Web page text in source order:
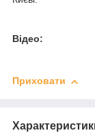
Відео:
Приховати